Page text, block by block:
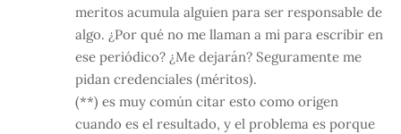
meritos acumula alguien para ser responsable de
algo. ¿Por qué no me llaman a mi para escribir en
ese periódico? ¿Me dejarán? Seguramente me
pidan credenciales (méritos).
(**) es muy común citar esto como origen
cuando es el resultado, y el problema es porque